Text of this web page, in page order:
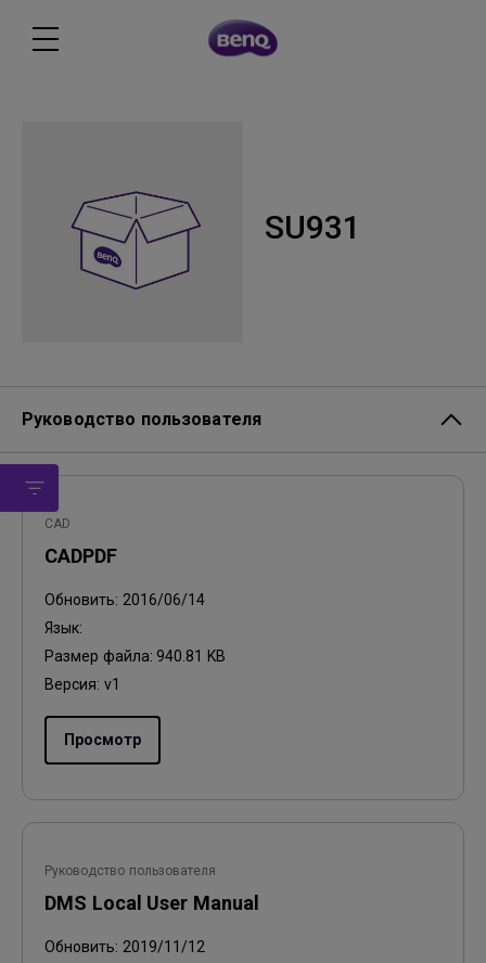
SU931
Руководство пользователя
CAD
CADPDF
Обновить: 2016/06/14
Язык:
Размер файла: 940.81 KB
Версия: v1
Просмотр
Руководство пользователя
DMS Local User Manual
Обновить: 2019/11/12